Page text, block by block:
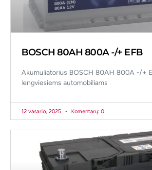
BOSCH 80AH 800A -/+ EFB
Akumuliatorius BOSCH 80AH 800A -/+
lengviesiems automobiliams
12 vasario, 2025 Komentarų: 0